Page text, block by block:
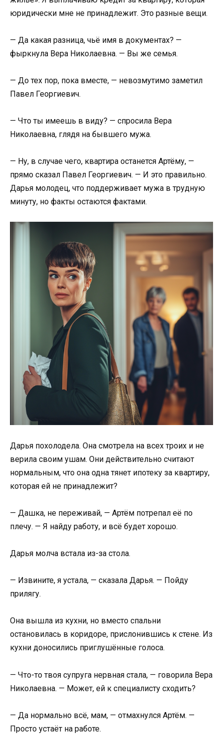
юридически мне не принадлежит. Это разные вещи.
— Да какая разница, чьё имя в документах? —
фыркнула Вера Николаевна. — Вы же семья.
— До тех пор, пока вместе, — невозмутимо заметил
Павел Георгиевич.
— Что ты имеешь в виду? — спросила Вера
Николаевна, глядя на бывшего мужа.
— Ну, в случае чего, квартира останется Артёму, —
прямо сказал Павел Георгиевич. — И это правильно.
Дарья молодец, что поддерживает мужа в трудную
минуту, но факты остаются фактами.
Дарья похолодела. Она смотрела на всех троих и не
верила своим ушам. Они действительно считают
нормальным, что она одна тянет ипотеку за квартиру,
которая ей не принадлежит?
— Дашка, не переживай, — Артём потрепал её по
плечу. — Я найду работу, и всё будет хорошо.
Дарья молча встала из-за стола.
— Извините, я устала, — сказала Дарья. — Пойду
прилягу.
Она вышла из кухни, но вместо спальни
остановилась в коридоре, прислонившись к стене. Из
кухни доносились приглушённые голоса.
— Что-то твоя супруга нервная стала, — говорила Вера
Николаевна. — Может, ей к специалисту сходить?
— Да нормально всё, мам, — отмахнулся Артём. —
Просто устаёт на работе.